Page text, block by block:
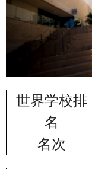
各校列表
教育优势
学位申请
留学生活
纽澳留学
世界学校排
名
名次